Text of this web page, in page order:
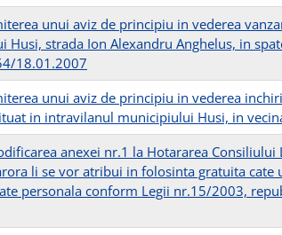
unui aviz de principiu in vederea
strada Ion Alexandru Anghelus, in
18.01.2007
unui aviz de principiu in vederea
in intravilanul municipiului Husi, in
anexei nr.1 la Hotararea
li se vor atribui in folosinta gratuita
personala conform Legii nr.15/2003,